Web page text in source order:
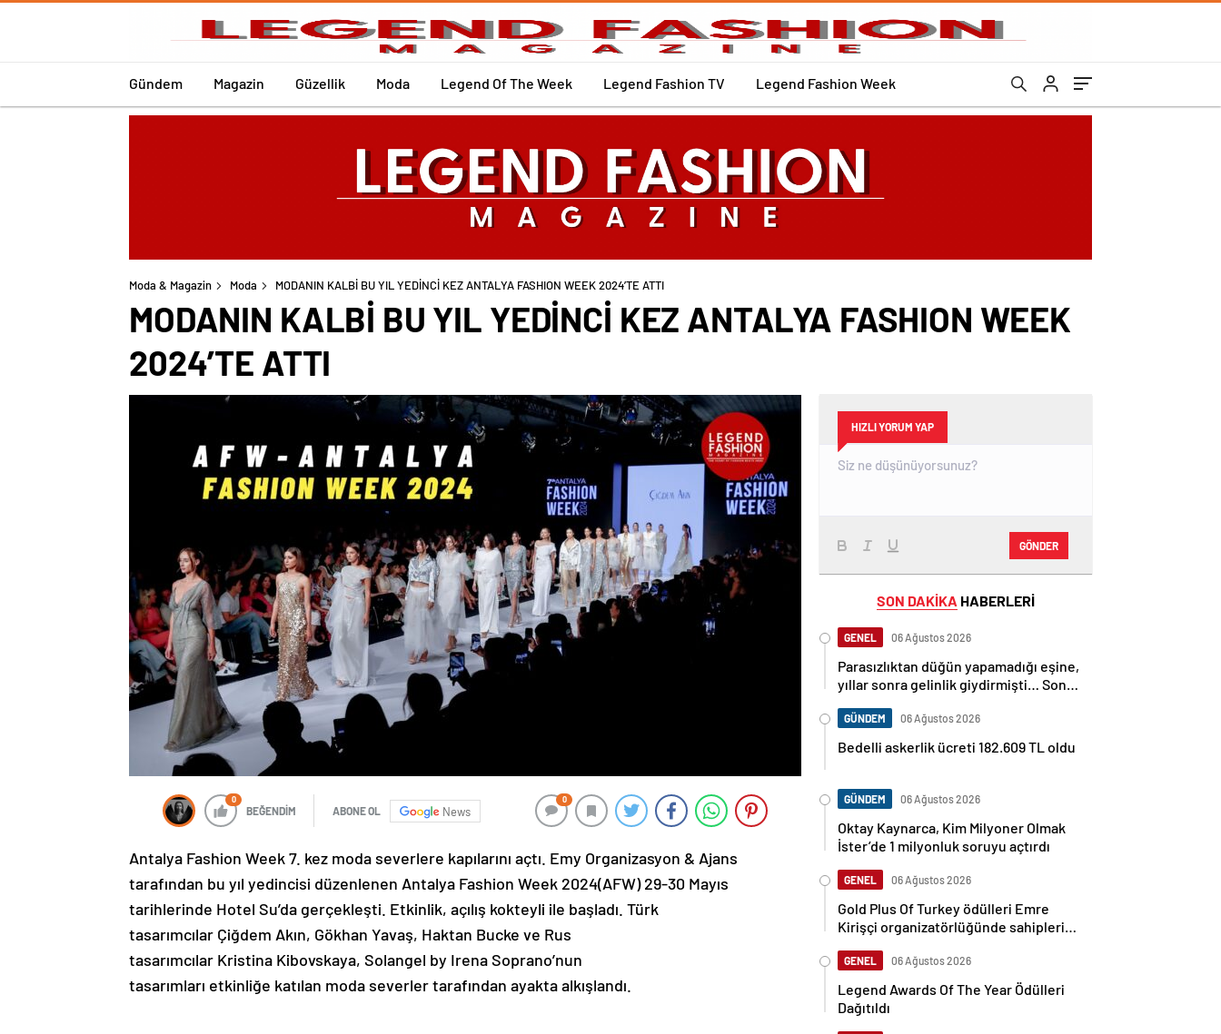
Gündem Magazin Güzellik Moda Legend Of The Week Legend Fashion TV Legend Fashion Week
Moda & Magazin Moda MODANIN KALBİ BU YIL YEDİNCİ KEZ ANTALYA FASHION WEEK 2024’TE ATTI
MODANIN KALBİ BU YIL YEDİNCİ KEZ ANTALYA FASHION WEEK
2024’TE ATTI
0
BEĞENDİM ABONE OL News
0
Antalya Fashion Week 7. kez moda severlere kapılarını açtı. Emy Organizasyon & Ajans
tarafından bu yıl yedincisi düzenlenen Antalya Fashion Week 2024(AFW) 29-30 Mayıs
tarihlerinde Hotel Su’da gerçekleşti. Etkinlik, açılış kokteyli ile başladı. Türk
tasarımcılar Çiğdem Akın, Gökhan Yavaş, Haktan Bucke ve Rus
tasarımcılar Kristina Kibovskaya, Solangel by Irena Soprano’nun
tasarımları etkinliğe katılan moda severler tarafından ayakta alkışlandı.
HIZLI YORUM YAP
GÖNDER
SON DAKİKA HABERLERİ
GENEL 06 Ağustos 2026
Parasızlıktan düğün yapamadığı eşine,
yıllar sonra gelinlik giydirmişti… Son
bir Volkan Konak geçti…
GÜNDEM 06 Ağustos 2026
Bedelli askerlik ücreti 182.609 TL oldu
GÜNDEM 06 Ağustos 2026
Oktay Kaynarca, Kim Milyoner Olmak
İster’de 1 milyonluk soruyu açtırdı
GENEL 06 Ağustos 2026
Gold Plus Of Turkey ödülleri Emre
Kirişçi organizatörlüğünde sahiplerini
GENEL 06 Ağustos 2026
Legend Awards Of The Year Ödülleri
Dağıtıldı